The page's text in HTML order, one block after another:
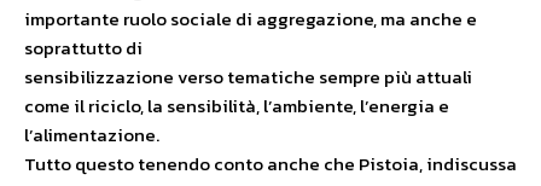
importante ruolo sociale di aggregazione, ma anche e
soprattutto di
sensibilizzazione verso tematiche sempre più attuali
come il riciclo, la sensibilità, l’ambiente, l’energia e
l’alimentazione.
Tutto questo tenendo conto anche che Pistoia, indiscussa